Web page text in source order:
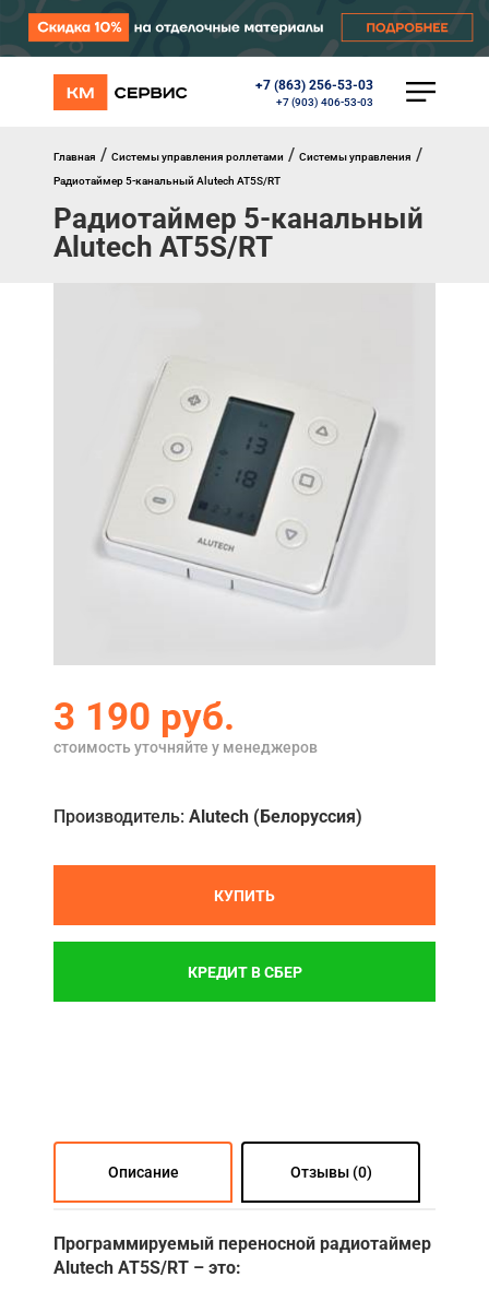
+7 (863) 256-53-03
+7 (903) 406-53-03
КАТАЛОГ
Перегрузочное оборудование
Уличные калитки
Шлагбаумы
Противопожарные ворота
Окна, порталы, двери
Примеры работ
Сервис
Кредит
О компании
Главная / Системы управления роллетами / Системы управления /
Радиотаймер 5-канальный Alutech AT5S/RT
Радиотаймер 5-канальный
Alutech AT5S/RT
3 190 руб.
стоимость уточняйте у менеджеров
Производитель: Alutech (Белоруссия)
КУПИТЬ
КРЕДИТ В СБЕР
Описание Отзывы (0)
Программируемый переносной радиотаймер
Alutech AT5S/RT – это: